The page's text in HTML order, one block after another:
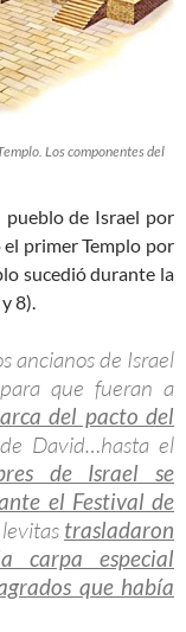
Los componentes del
pueblo de Israel por
el primer Templo por
sucedió durante la
y 8).
ancianos de Israel
que fueran a
del pacto del
David…hasta el
de Israel se
el Festival de
trasladaron
carpa especial
que había